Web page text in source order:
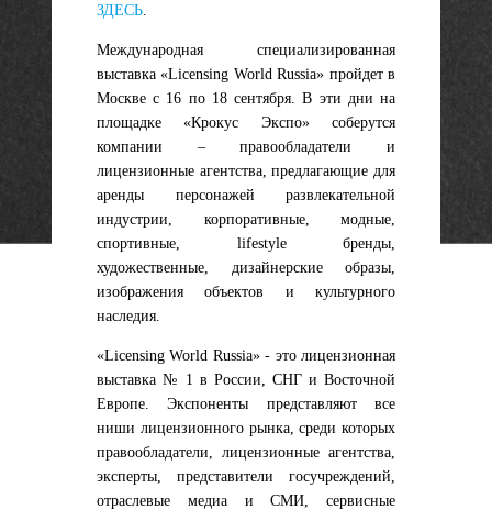
ЗДЕСЬ
Международная специализированная
выставка «Licensing World Russia» пройдет в
Москве с 16 по 18 сентября. В эти дни на
площадке «Крокус Экспо» соберутся
компании – правообладатели и
лицензионные агентства, предлагающие для
аренды персонажей развлекательной
индустрии, корпоративные, модные,
спортивные, lifestyle бренды,
художественные, дизайнерские образы,
изображения объектов и культурного
наследия.
«Licensing World Russia» - это лицензионная
выставка № 1 в России, СНГ и Восточной
Европе. Экспоненты представляют все
ниши лицензионного рынка, среди которых
правообладатели, лицензионные агентства,
эксперты, представители госучреждений,
отраслевые медиа и СМИ, сервисные